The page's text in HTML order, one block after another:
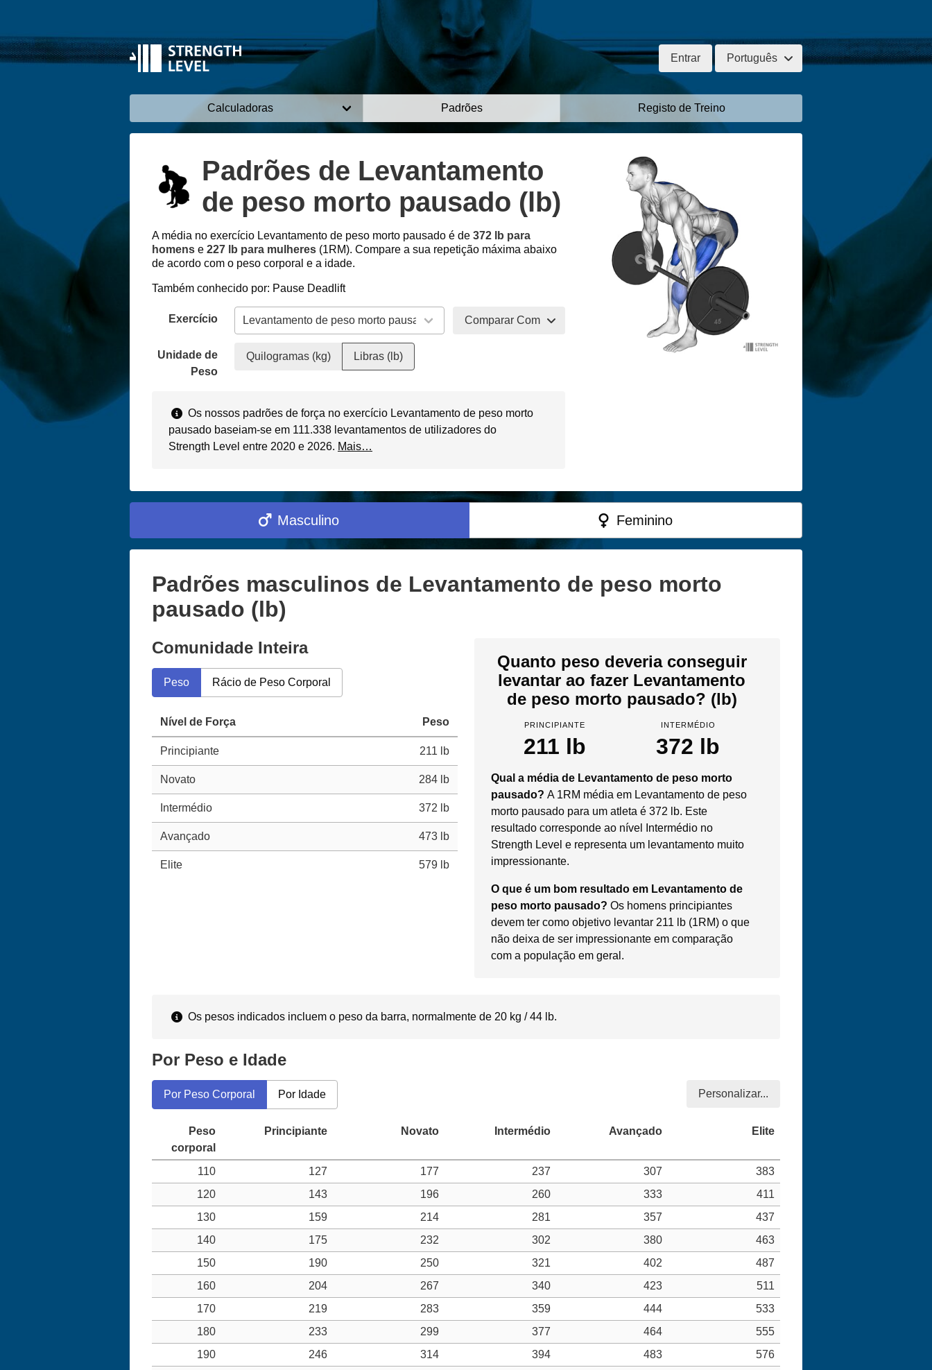
Entrar Português
Calculadoras Padrões Registo de Treino
Padrões de Levantamento
de peso morto pausado (lb)
A média no exercício Levantamento de peso morto pausado é de 372 lb para
homens e 227 lb para mulheres (1RM). Compare a sua repetição máxima abaixo
de acordo com o peso corporal e a idade.
Também conhecido por: Pause Deadlift
Exercício Comparar Com
Unidade de
Peso
Quilogramas (kg) Libras (lb)
Os nossos padrões de força no exercício Levantamento de peso morto
pausado baseiam-se em 111.338 levantamentos de utilizadores do
Strength Level entre 2020 e 2026. Mais…
Masculino Feminino
Padrões masculinos de Levantamento de peso morto
pausado (lb)
Comunidade Inteira
Peso Rácio de Peso Corporal
Nível de Força Peso
Principiante 211 lb
Novato 284 lb
Intermédio 372 lb
Avançado 473 lb
Elite 579 lb
Quanto peso deveria conseguir
levantar ao fazer Levantamento
de peso morto pausado? (lb)
PRINCIPIANTE
211 lb
INTERMÉDIO
372 lb
Qual a média de Levantamento de peso morto
pausado? A 1RM média em Levantamento de peso
morto pausado para um atleta é 372 lb. Este
resultado corresponde ao nível Intermédio no
Strength Level e representa um levantamento muito
impressionante.
O que é um bom resultado em Levantamento de
peso morto pausado? Os homens principiantes
devem ter como objetivo levantar 211 lb (1RM) o que
não deixa de ser impressionante em comparação
com a população em geral.
Os pesos indicados incluem o peso da barra, normalmente de 20 kg / 44 lb.
Por Peso e Idade
Por Peso Corporal Por Idade Personalizar...
110 127 177 237 307
383
120
143 196 260 333
411
130
159 214 281 357
437
140
175 232 302 380
463
150
190 250 321 402
487
160
204 267 340 423
511
170
219 283 359 444
533
180
233 299 377 464
555
190
246 314 394 483
576